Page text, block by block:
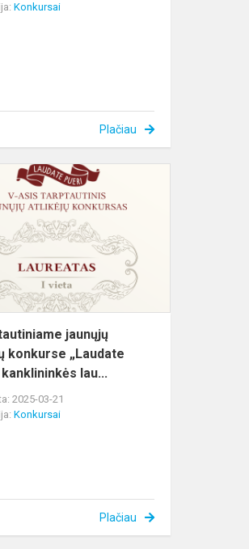
Konkursai
Plačiau
jaunųjų
konkurse „Laudate
lau...
2025-03-21
Konkursai
Plačiau